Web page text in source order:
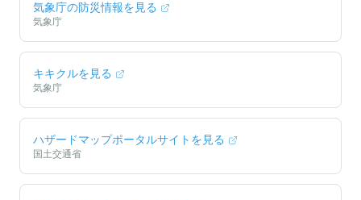
気象庁の防災情報を見る
気象庁
キキクルを見る
気象庁
ハザードマップポータルサイトを見る
国土交通省